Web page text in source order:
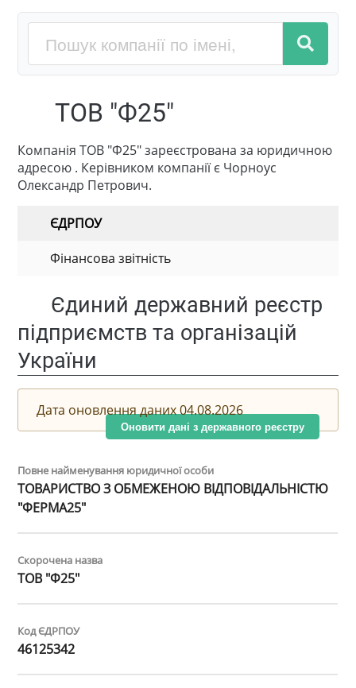
ТОВ "Ф25"
Компанія ТОВ "Ф25" зареєстрована за юридичною
адресою . Керівником компанії є Чорноус
Олександр Петрович.
ЄДРПОУ
Фінансова звітність
Єдиний державний реєстр
підприємств та організацій
України
Дата оновлення даних 04.08.2026
Оновити дані з державного реєстру
Повне найменування юридичної особи
ТОВАРИСТВО З ОБМЕЖЕНОЮ ВІДПОВІДАЛЬНІСТЮ
"ФЕРМА25"
Скорочена назва
ТОВ "Ф25"
Код ЄДРПОУ
46125342